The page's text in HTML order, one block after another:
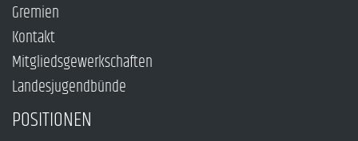
Gremien
Kontakt
Mitgliedsgewerkschaften
Landesjugendbünde
POSITIONEN